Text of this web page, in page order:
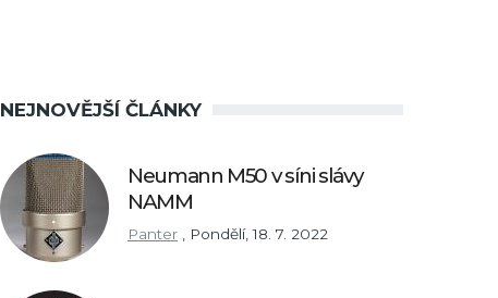
NEJNOVĚJŠÍ ČLÁNKY
Neumann M50 v síni slávy
NAMM
Panter , Pondělí, 18. 7. 2022